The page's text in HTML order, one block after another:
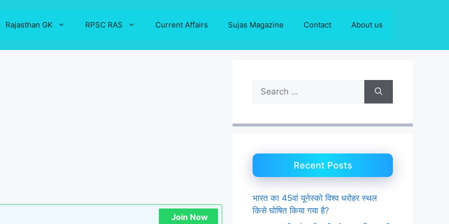
Rajasthan GK RPSC RAS Current Affairs Sujas Magazine Contact About us
Join Now
Search
for:
Recent Posts
भारत का 45वां यूनेस्को विश्व धरोहर स्थल
किसे घोषित किया गया है?